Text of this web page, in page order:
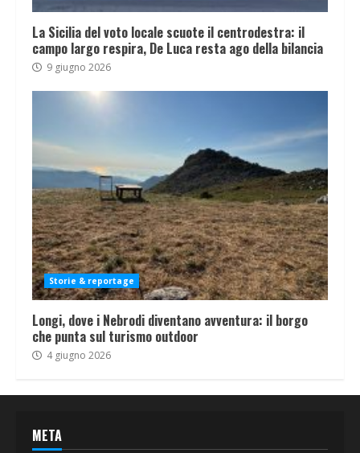
La Sicilia del voto locale scuote il centrodestra: il
campo largo respira, De Luca resta ago della bilancia
9 giugno 2026
Storie & reportage
Longi, dove i Nebrodi diventano avventura: il borgo
che punta sul turismo outdoor
4 giugno 2026
META